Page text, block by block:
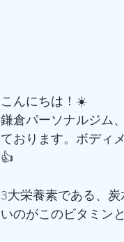
こんにちは！☀️
鎌倉パーソナルジム
ております。ボディ
👍
3大栄養素である、
いのがこのビタミン